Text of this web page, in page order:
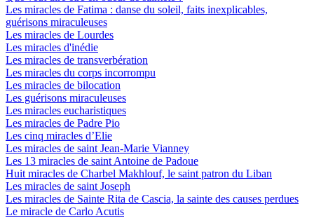
Les miracles de Fatima : danse du soleil, faits inexplicables,
guérisons miraculeuses
Les miracles de Lourdes
Les miracles d'inédie
Les miracles de transverbération
Les miracles du corps incorrompu
Les miracles de bilocation
Les guérisons miraculeuses
Les miracles eucharistiques
Les miracles de Padre Pio
Les cinq miracles d’Elie
Les miracles de saint Jean-Marie Vianney
Les 13 miracles de saint Antoine de Padoue
Huit miracles de Charbel Makhlouf, le saint patron du Liban
Les miracles de saint Joseph
Les miracles de Sainte Rita de Cascia, la sainte des causes perdues
Le miracle de Carlo Acutis